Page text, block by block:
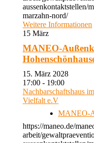
aussenkontaktstellen/
marzahn-nord/
Weitere Informationen
15 März
MANEO-
15. März 2028
17:00 - 19:00
Nachbarschaftshaus
Vielfalt e.V
MANEO-
https://maneo.de/
arbeit/